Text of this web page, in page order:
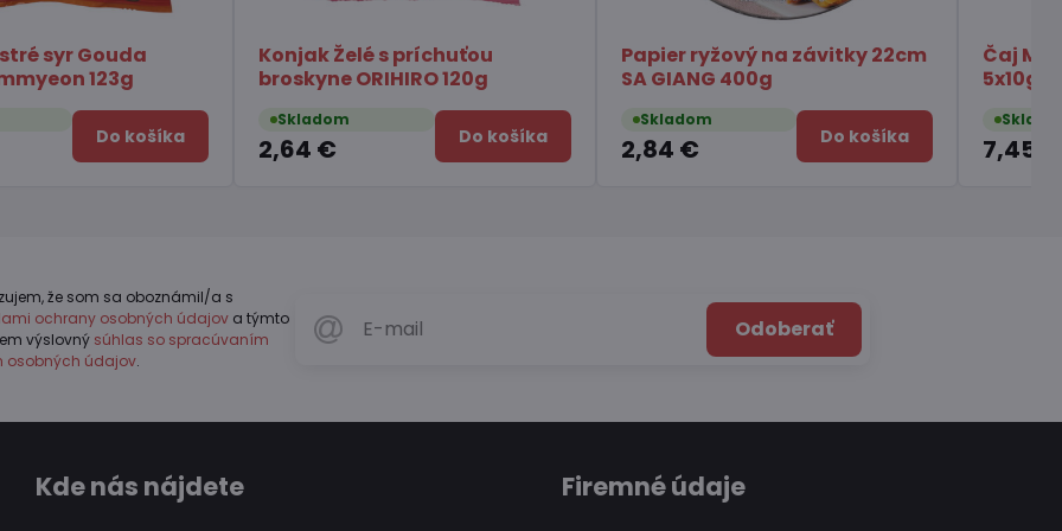
zelený pražený Hojicha
TSUBOICHI 100g
Do košíka
Čili omáčka s hubami
Chuannan 213g
4,11 € Do košíka
Tapiokové perly s príchuťou
čierneho cukru 250g
3,65 € Do košíka
Odoberať
že som sa oboznámil/a s
ochrany osobných údajova týmto
výslovný súhlas so spracúvaním
osobných údajov.
Kde nás nájdete Firemné údaje